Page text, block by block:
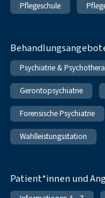
Pflegeschule
Psychiatrie &
Gerontopsychiatrie
Forensische Psychiatrie
Wahlleistungsstation
Patient*innen und